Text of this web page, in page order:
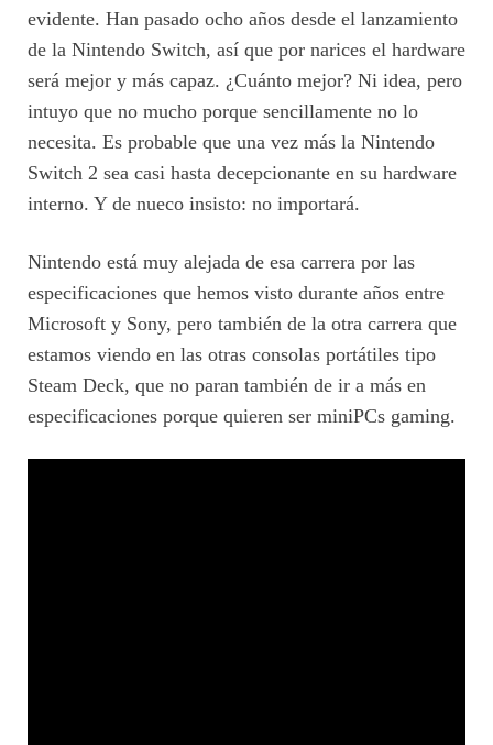
evidente. Han pasado ocho años desde el lanzamiento
de la Nintendo Switch, así que por narices el hardware
será mejor y más capaz. ¿Cuánto mejor? Ni idea, pero
intuyo que no mucho porque sencillamente no lo
necesita. Es probable que una vez más la Nintendo
Switch 2 sea casi hasta decepcionante en su hardware
interno. Y de nueco insisto: no importará.
Nintendo está muy alejada de esa carrera por las
especificaciones que hemos visto durante años entre
Microsoft y Sony, pero también de la otra carrera que
estamos viendo en las otras consolas portátiles tipo
Steam Deck, que no paran también de ir a más en
especificaciones porque quieren ser miniPCs gaming.